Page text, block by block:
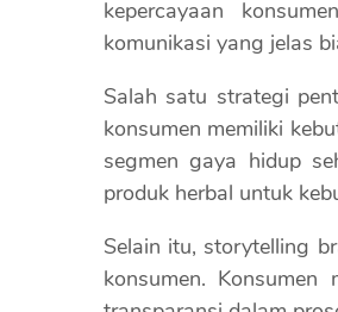
kepercayaan
komunikasi yang jelas
Salah satu strategi
konsumen memiliki
segmen gaya hidup
produk herbal untuk
Selain itu, storytelling
konsumen.